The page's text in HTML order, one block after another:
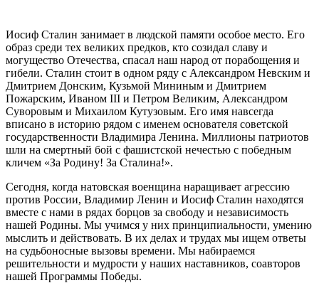
Иосиф Сталин занимает в людской памяти особое место. Его
образ среди тех великих предков, кто созидал славу и
могущество Отечества, спасал наш народ от порабощения и
гибели. Сталин стоит в одном ряду с Александром Невским и
Дмитрием Донским, Кузьмой Мининым и Дмитрием
Пожарским, Иваном III и Петром Великим, Александром
Суворовым и Михаилом Кутузовым. Его имя навсегда
вписано в историю рядом с именем основателя советской
государственности Владимира Ленина. Миллионы патриотов
шли на смертный бой с фашистской нечестью с победным
кличем «За Родину! За Сталина!».
Сегодня, когда натовская военщина наращивает агрессию
против России, Владимир Ленин и Иосиф Сталин находятся
вместе с нами в рядах борцов за свободу и независимость
нашей Родины. Мы учимся у них принципиальности, умению
мыслить и действовать. В их делах и трудах мы ищем ответы
на судьбоносные вызовы времени. Мы набираемся
решительности и мудрости у наших наставников, соавторов
нашей Программы Победы.